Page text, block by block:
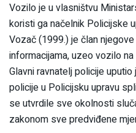
Vozilo je u vlasništvu
koristi ga načelnik Policijske
Vozač (1999.) je član
informacijama, uzeo vozilo
Glavni ravnatelj policije
policije u Policijsku upravu
se utvrdile sve okolnosti
zakonom sve predviđene